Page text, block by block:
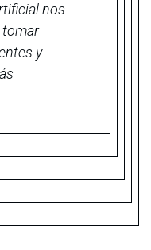
nos
tomar
y